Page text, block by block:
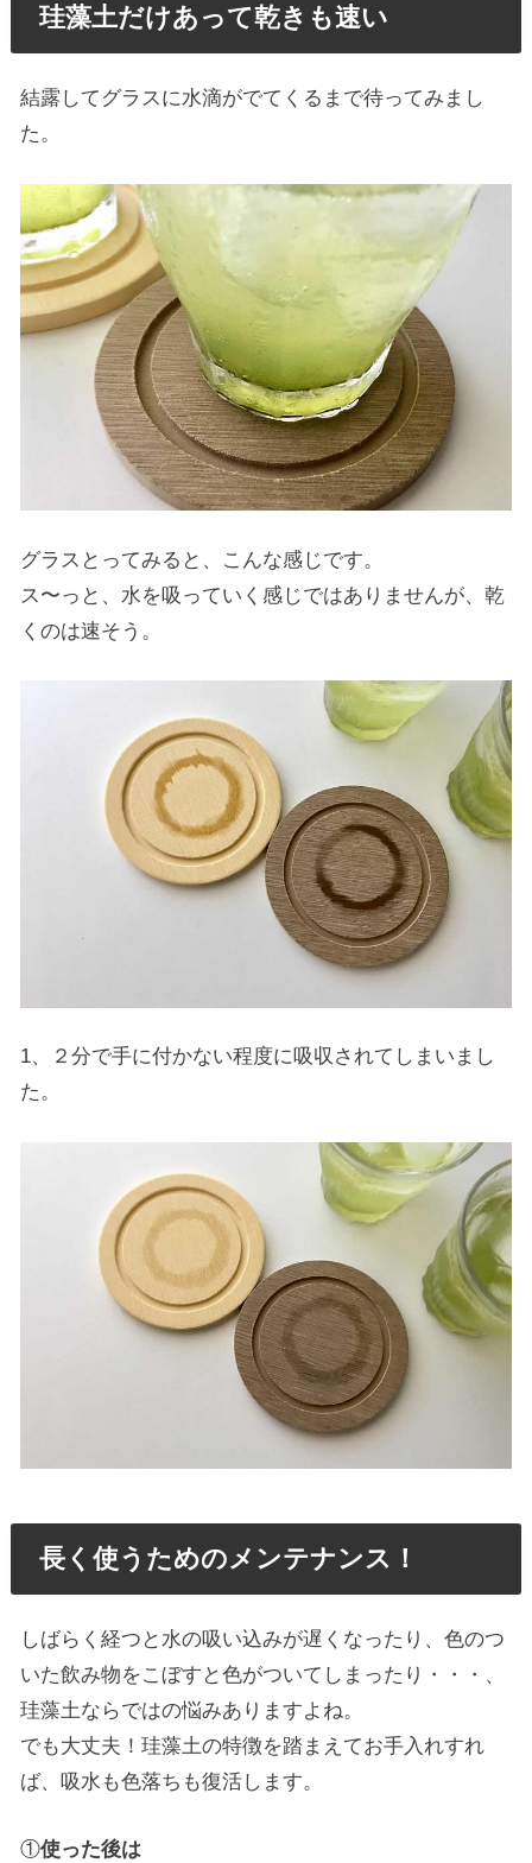
珪藻土だけあって乾きも速い
結露してグラスに水滴がでてくるまで待ってみまし
た。
グラスとってみると、こんな感じです。
ス〜っと、水を吸っていく感じではありませんが、乾
くのは速そう。
1、２分で手に付かない程度に吸収されてしまいまし
た。
長く使うためのメンテナンス！
しばらく経つと水の吸い込みが遅くなったり、色のつ
いた飲み物をこぼすと色がついてしまったり・・・、
珪藻土ならではの悩みありますよね。
でも大丈夫！珪藻土の特徴を踏まえてお手入れすれ
ば、吸水も色落ちも復活します。
①使った後は